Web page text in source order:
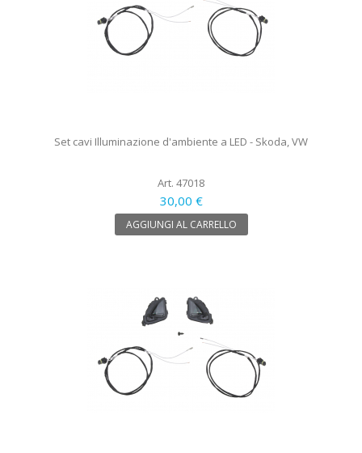
Set cavi Illuminazione d'ambiente a LED - Skoda, VW
Art. 47018
30,00 €
AGGIUNGI AL CARRELLO